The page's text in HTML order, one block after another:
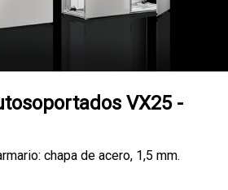
VX25 -
chapa de acero, 1,5 mm.